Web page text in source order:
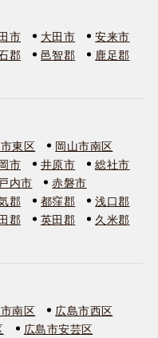
市 大田市
安来市
郡 邑智郡
鹿足郡
東区
岡山市南区
市 井原市
総社市
内市
赤磐市
郡 都窪郡
浅口郡
郡 英田郡
久米郡
南区
広島市西区
広島市安芸区